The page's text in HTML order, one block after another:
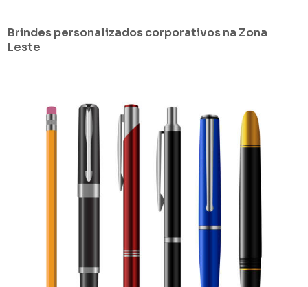
Brindes personalizados corporativos na Zona
Leste